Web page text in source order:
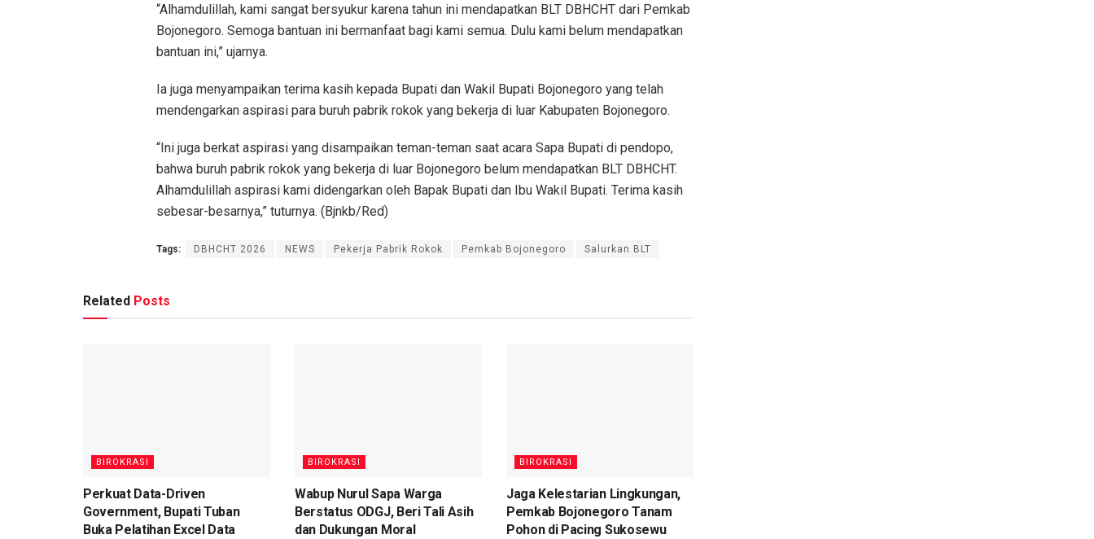
“Alhamdulillah, kami sangat bersyukur karena tahun ini mendapatkan BLT DBHCHT dari Pemkab
Bojonegoro. Semoga bantuan ini bermanfaat bagi kami semua. Dulu kami belum mendapatkan
bantuan ini,” ujarnya.
Ia juga menyampaikan terima kasih kepada Bupati dan Wakil Bupati Bojonegoro yang telah
mendengarkan aspirasi para buruh pabrik rokok yang bekerja di luar Kabupaten Bojonegoro.
“Ini juga berkat aspirasi yang disampaikan teman-teman saat acara Sapa Bupati di pendopo,
bahwa buruh pabrik rokok yang bekerja di luar Bojonegoro belum mendapatkan BLT DBHCHT.
Alhamdulillah aspirasi kami didengarkan oleh Bapak Bupati dan Ibu Wakil Bupati. Terima kasih
sebesar-besarnya,” tuturnya. (Bjnkb/Red)
Tags: DBHCHT 2026 NEWS Pekerja Pabrik Rokok Pemkab Bojonegoro Salurkan BLT
Related Posts
BIROKRASI
Perkuat Data-Driven
Government, Bupati Tuban
Buka Pelatihan Excel Data
BIROKRASI
Wabup Nurul Sapa Warga
Berstatus ODGJ, Beri Tali Asih
dan Dukungan Moral
BIROKRASI
Jaga Kelestarian Lingkungan,
Pemkab Bojonegoro Tanam
Pohon di Pacing Sukosewu